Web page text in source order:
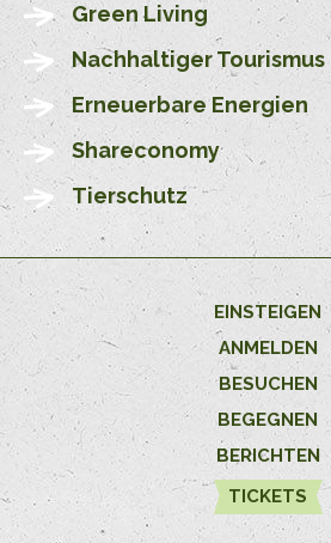
Green Living
Nachhaltiger Tourismus
Erneuerbare Energien
Shareconomy
Tierschutz
EINSTEIGEN
ANMELDEN
BESUCHEN
BEGEGNEN
BERICHTEN
TICKETS